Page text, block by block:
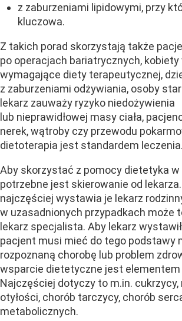
z zaburzeniami lipidowymi, przy
kluczowa.
Z takich porad skorzystają także
po operacjach bariatrycznych, kobiety
wymagające diety terapeutycznej,
z zaburzeniami odżywiania, osoby
lekarz zauważy ryzyko niedożywienia
lub nieprawidłowej masy ciała,
nerek, wątroby czy przewodu
dietoterapia jest standardem leczenia.
Aby skorzystać z pomocy dietetyka w
potrzebne jest skierowanie od
najczęściej wystawia je lekarz
w uzasadnionych przypadkach może
lekarz specjalista. Aby lekarz
pacjent musi mieć do tego podstawy
rozpoznaną chorobę lub problem
wsparcie dietetyczne jest elementem
Najczęściej dotyczy to m.in. cukrzycy,
otyłości, chorób tarczycy, chorób
metabolicznych.